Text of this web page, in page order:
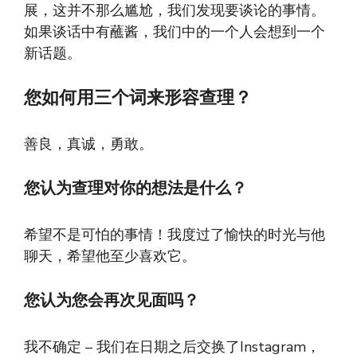
展，这并不那么尴尬，我们发现要谈论的事情。
如果谈话中有蘸酱，我们中的一个人会想到一个
新话题。
您如何用三个词来形容查理？
善良，真诚，勇敢。
您认为查理对你的想法是什么？
希望不是可怕的事情！我度过了愉快的时光与他
聊天，希望他至少喜欢它。
您认为您会再次见面吗？
我不确定 – 我们在日期之后交换了Instagram，